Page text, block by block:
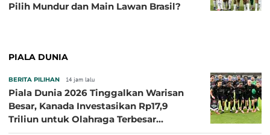
Pilih Mundur dan Main Lawan Brasil?
PIALA DUNIA
BERITA PILIHAN 14 jam lalu
Piala Dunia 2026 Tinggalkan Warisan
Besar, Kanada Investasikan Rp17,9
Triliun untuk Olahraga Terbesar